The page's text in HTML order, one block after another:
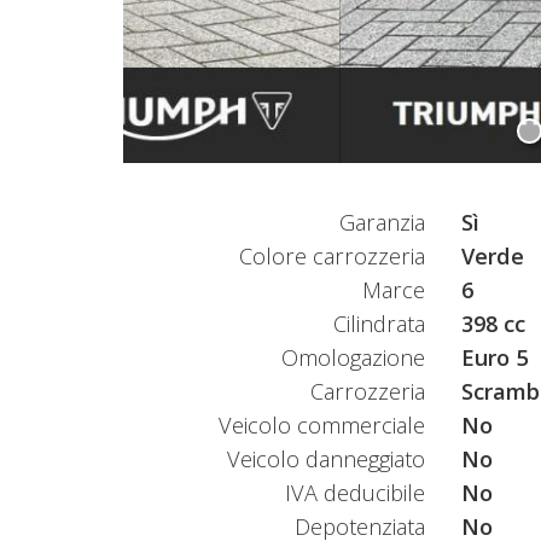
Garanzia
Sì
Colore carrozzeria
Verde
Marce
6
Cilindrata
398 cc
Omologazione
Euro 5
Carrozzeria
Veicolo commerciale
No
Veicolo danneggiato
No
IVA deducibile
No
Depotenziata
No